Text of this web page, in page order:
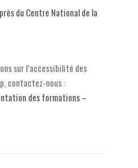
du Centre National de la
sur l’accessibilité des
contactez-nous :
des formations –